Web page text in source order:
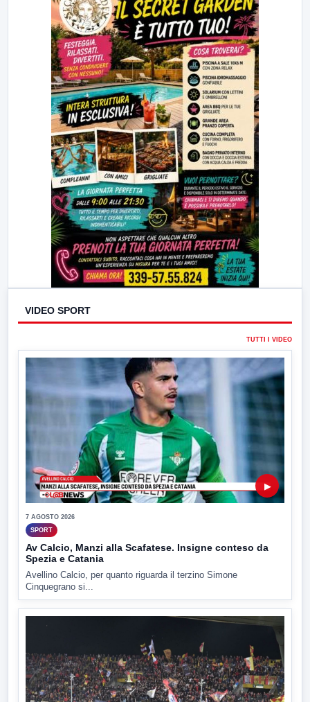
VIDEO SPORT
TUTTI I VIDEO
▶
7 AGOSTO 2026
SPORT
Av Calcio, Manzi alla Scafatese. Insigne conteso da
Spezia e Catania
Avellino Calcio, per quanto riguarda il terzino Simone
Cinquegrano si...